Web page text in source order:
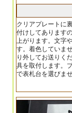
クリアプレートに
付けしてあります
上がります。文字
す。着色していま
り外してお送りく
具を取付します。
で表札台を選びませ